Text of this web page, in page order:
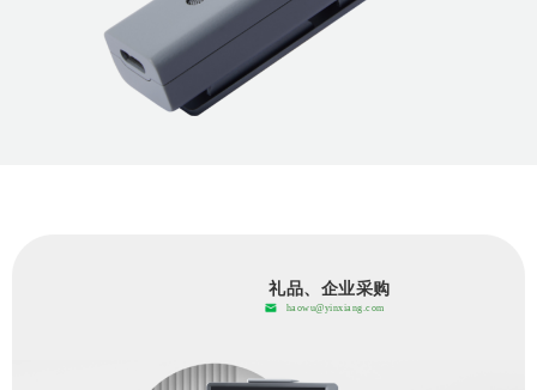
礼品、企业采购
haowu@yinxiang.com